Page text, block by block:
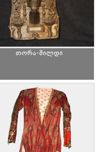
თორა-შილდი